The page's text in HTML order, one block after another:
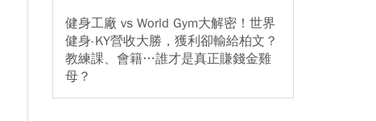
健身工廠 vs World Gym大解密！世界
健身-KY營收大勝，獲利卻輸給柏文？
教練課、會籍…誰才是真正賺錢金雞
母？